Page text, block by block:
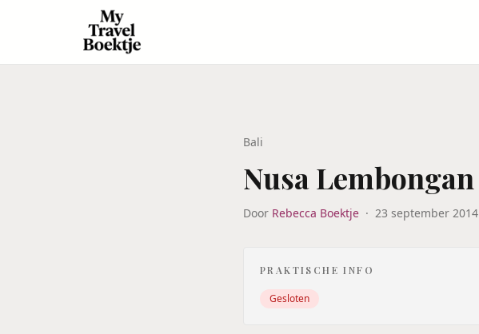
Bali
Nusa Lembongan
Door Rebecca Boektje · 23 september 2014
PRAKTISCHE INFO
Gesloten